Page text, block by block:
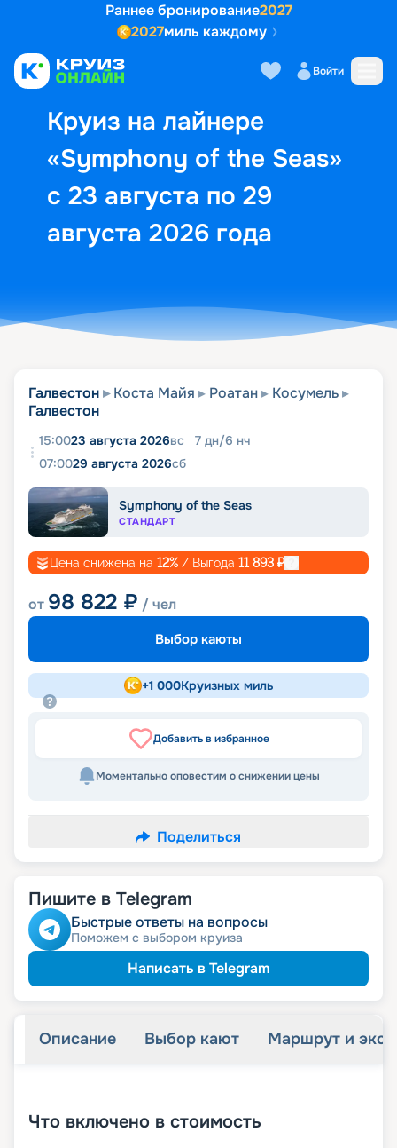
Раннее бронирование2027
2027миль каждому
Войти
Круиз на лайнере
«Symphony of the Seas»
с 23 августа по 29
августа 2026 года
Выбор кают Маршрут и
Галвестон Коста Майя Роатан
Косумель
Галвестон
15:0023 августа 2026вс 7 дн/6 нч
07:0029 августа 2026сб
Symphony of the Seas
СТАНДАРТ
Цена снижена на 12% / Выгода 11 893 ₽
от 98 822 ₽ / чел
Выбор каюты
+1 000Круизных миль
Добавить в избранное
Моментально оповестим о снижении цены
Поделиться
Пишите в Telegram
Быстрые ответы на вопросы
Поможем с выбором круиза
Написать в Telegram
Описание Выбор кают Маршрут и
Что включено в стоимость